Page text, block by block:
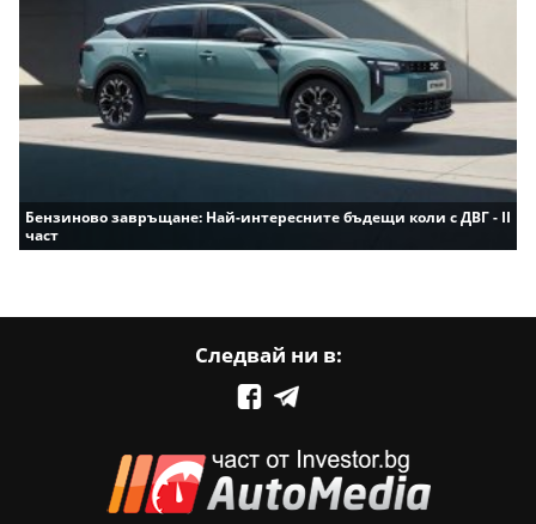
Бензиново завръщане: Най-интересните бъдещи коли с ДВГ - II
част
Следвай ни в: